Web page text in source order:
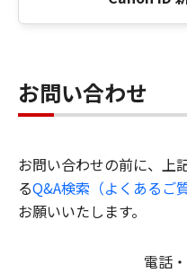
お問い合わせ
お問い合わせの前に、上
るQ&A検索（よくあるご質
お願いいたします。
電話